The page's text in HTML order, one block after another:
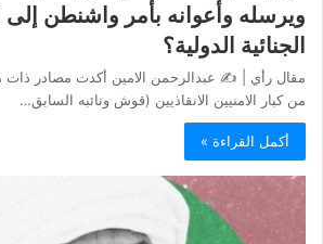
ويرسله وأعوانه بأمر واشنطن
الجنائية الدولية؟
مقال رأي | ✍️ عبدالرحمن الامين أكدت مصادر ذات
من كبار الامنيين الانقاذيين (قوش ونائبه السابق…
أكمل القراءة »